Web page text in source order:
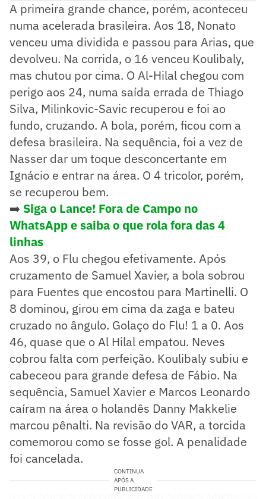
A primeira grande chance, porém, aconteceu
numa acelerada brasileira. Aos 18, Nonato
venceu uma dividida e passou para Arias, que
devolveu. Na corrida, o 16 venceu Koulibaly,
mas chutou por cima. O Al-Hilal chegou com
perigo aos 24, numa saída errada de Thiago
Silva, Milinkovic-Savic recuperou e foi ao
fundo, cruzando. A bola, porém, ficou com a
defesa brasileira. Na sequência, foi a vez de
Nasser dar um toque desconcertante em
Ignácio e entrar na área. O 4 tricolor, porém,
se recuperou bem.
➡️ Siga o Lance! Fora de Campo no
WhatsApp e saiba o que rola fora das 4
linhas
Aos 39, o Flu chegou efetivamente. Após
cruzamento de Samuel Xavier, a bola sobrou
para Fuentes que encostou para Martinelli. O
8 dominou, girou em cima da zaga e bateu
cruzado no ângulo. Golaço do Flu! 1 a 0. Aos
46, quase que o Al Hilal empatou. Neves
cobrou falta com perfeição. Koulibaly subiu e
cabeceou para grande defesa de Fábio. Na
sequência, Samuel Xavier e Marcos Leonardo
caíram na área o holandês Danny Makkelie
marcou pênalti. Na revisão do VAR, a torcida
comemorou como se fosse gol. A penalidade
foi cancelada.
CONTINUA
APÓS A
PUBLICIDADE